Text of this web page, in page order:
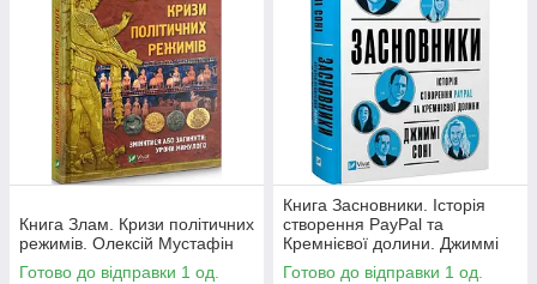
Книга Злам. Кризи політичних
режимів. Олексій Мустафін
Готово до відправки 1 од.
Книга Засновники. Історія
створення PayPal та
Кремнієвої долини. Джиммі
Сонні
Готово до відправки 1 од.